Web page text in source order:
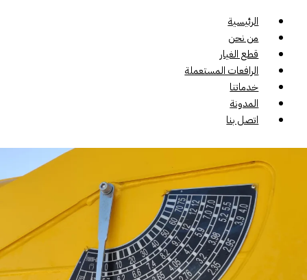
الرئيسية
من نحن
قطع الغيار
الرافعات المستعملة
خدماتنا
المدونة
اتصل بنا